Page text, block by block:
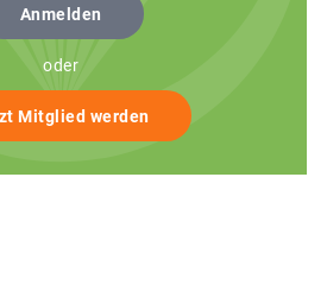
Anmelden
oder
Mitglied werden